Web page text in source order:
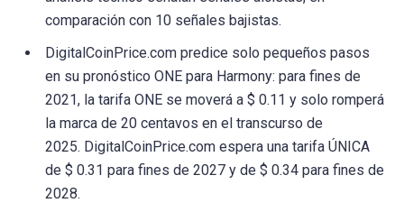
comparación con 10 señales bajistas.
DigitalCoinPrice.com predice solo pequeños pasos
en su pronóstico ONE para Harmony: para fines de
2021, la tarifa ONE se moverá a $ 0.11 y solo romperá
la marca de 20 centavos en el transcurso de
2025. DigitalCoinPrice.com espera una tarifa ÚNICA
de $ 0.31 para fines de 2027 y de $ 0.34 para fines de
2028.